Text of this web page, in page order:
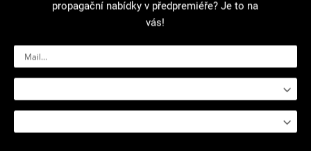
propagační nabídky v předpremiéře? Je to na
vás!